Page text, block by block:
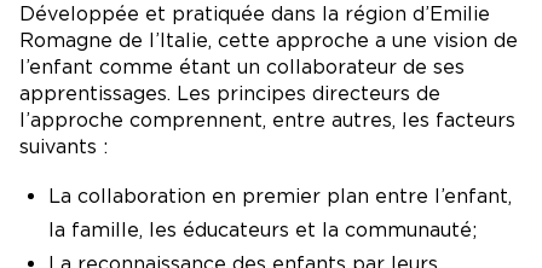
Développée et pratiquée dans la région d’Emilie
Romagne de l’Italie, cette approche a une vision de
l’enfant comme étant un collaborateur de ses
apprentissages. Les principes directeurs de
l’approche comprennent, entre autres, les facteurs
suivants :
La collaboration en premier plan entre l’enfant,
la famille, les éducateurs et la communauté;